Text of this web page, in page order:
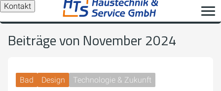
Kontakt
Beiträge von November 2024
Bad Design Technologie & Zukunft